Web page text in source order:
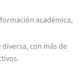
académica,
con más de